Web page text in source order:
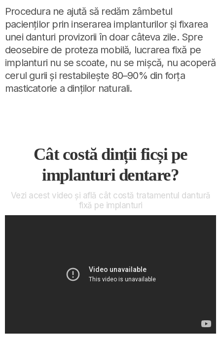
Procedura ne ajută să redăm zâmbetul
pacienților prin inserarea implanturilor și fixarea
unei danturi provizorii în doar câteva zile. Spre
deosebire de proteza mobilă, lucrarea fixă pe
implanturi nu se scoate, nu se mișcă, nu acoperă
cerul gurii și restabilește 80–90% din forța
masticatorie a dinților naturali.
Cât costă dinții ficși pe
implanturi dentare?
Vezi acest video și află cât costă tratamentul dantură
fixă pe implanturi